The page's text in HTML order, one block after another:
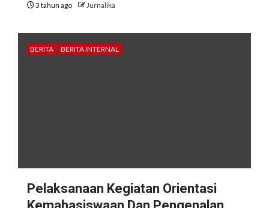
3 tahun ago Jurnalika
BERITA BERITA INTERNAL
Pelaksanaan Kegiatan Orientasi